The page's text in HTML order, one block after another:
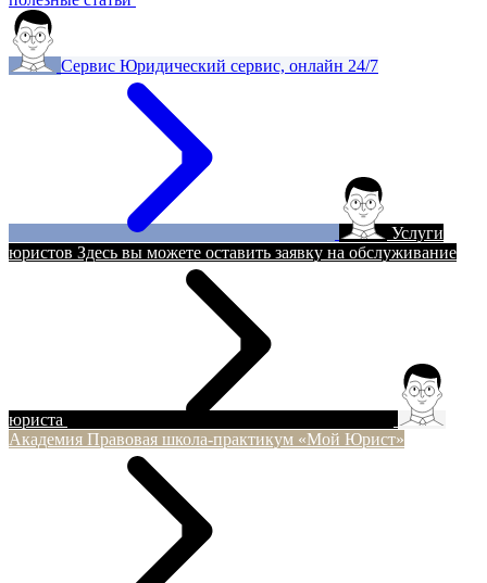
Сервис Юридический сервис, онлайн 24/7
Услуги
юристов Здесь вы можете оставить заявку на обслуживание
юриста
Академия Правовая школа-практикум «Мой Юрист»